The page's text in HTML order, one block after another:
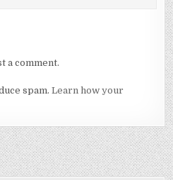
a comment.
spam.Learn how your